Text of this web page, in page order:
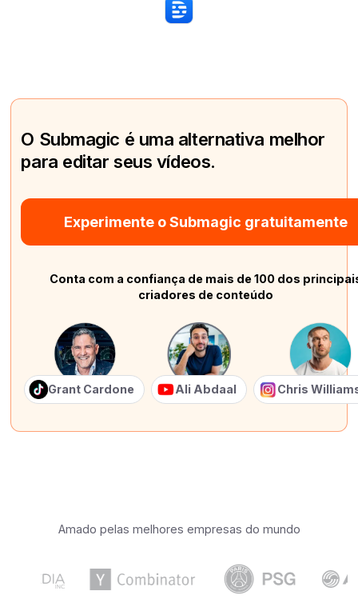
O Submagic é uma alternativa melhor
para editar seus vídeos.
Experimente o Submagic gratuitamente
Conta com a confiança de mais de 100 dos
criadores de conteúdo
Grant Cardone Ali Abdaal Chris
Amado pelas melhores empresas do mundo